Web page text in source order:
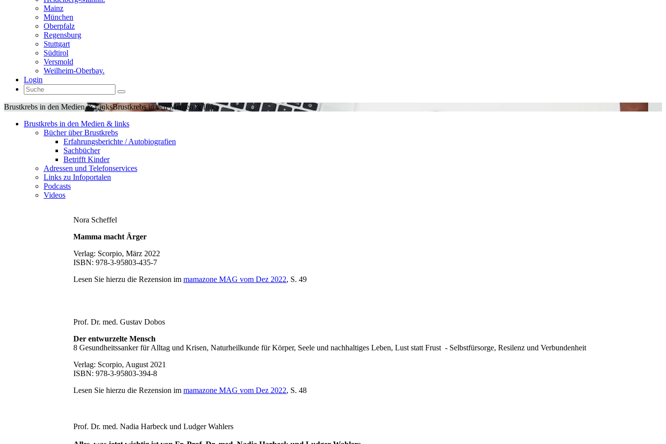
Mainz
München
Oberpfalz
Regensburg
Stuttgart
Südtirol
Versmold
Weilheim-Oberbay.
Login
Brustkrebs in den Medien & LinksBrustkrebs in den Medien & links
Brustkrebs in den Medien & links
Bücher über Brustkrebs
Erfahrungsberichte / Autobiografien
Sachbücher
Betrifft Kinder
Adressen und Telefonservices
Links zu Infoportalen
Podcasts
Videos
Nora Scheffel
Mamma macht Ärger
Verlag: Scorpio, März 2022
ISBN: 978-3-95803-435-7
Lesen Sie hierzu die Rezension im mamazone MAG vom Dez 2022, S. 49
Prof. Dr. med. Gustav Dobos
Der entwurzelte Mensch
8 Gesundheitssanker für Alltag und Krisen, Naturheilkunde für Körper, Seele und nachhaltiges Leben, Lust statt Frust - Selbstfürsorge, Resilenz und Verbundenheit
Verlag: Scorpio, August 2021
ISBN: 978-3-95803-394-8
Lesen Sie hierzu die Rezension im mamazone MAG vom Dez 2022, S. 48
Prof. Dr. med. Nadia Harbeck und Ludger Wahlers